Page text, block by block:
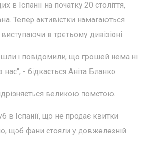
в Іспанії на початку 20 століття,
Тепер активістки намагаються
в третьому дивізіоні.
і повідомили, що грошей нема ні
нас", - бідкається Аніта Бланко.
великою помстою.
в Іспанії, що не продає квитки
щоб фани стояли у довжелезній